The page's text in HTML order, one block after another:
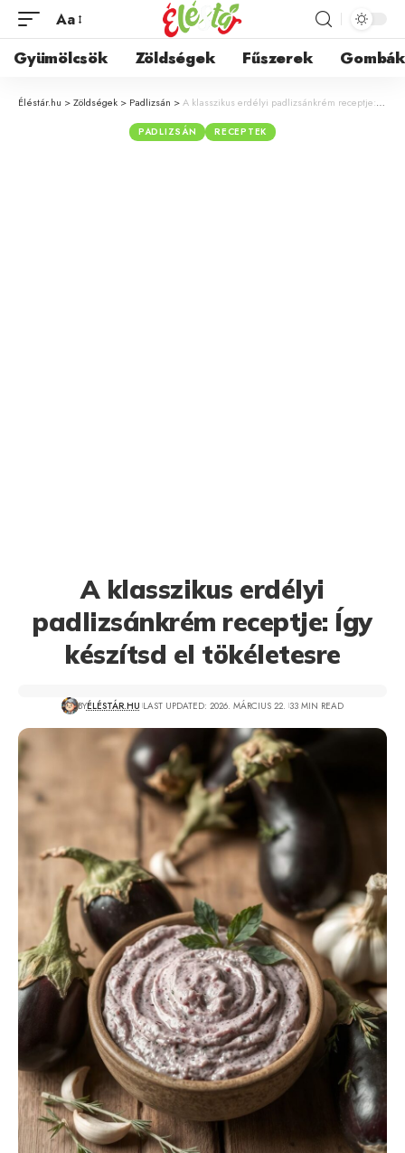
Aa
Gyümölcsök Zöldségek Fűszerek Gombák
Éléstár.hu >Zöldségek > Padlizsán >A klasszikus erdélyi padlizsánkrém receptje: Így készítsd el tökéletesre
PADLIZSÁN RECEPTEK
A klasszikus erdélyi
padlizsánkrém receptje: Így
készítsd el tökéletesre
BYÉLÉSTÁR.HU LAST UPDATED: 2026. MÁRCIUS 22. 33 MIN READ